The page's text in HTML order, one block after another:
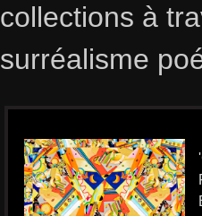
collections à
surréalisme